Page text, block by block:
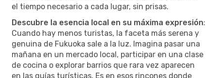
el tiempo necesario a cada lugar, sin prisas.
Descubre la esencia local en su máxima expresión:
Cuando hay menos turistas, la faceta más serena y
genuina de Fukuoka sale a la luz. Imagina pasar una
mañana en un mercado local, participar en una clase
de cocina o explorar barrios que rara vez aparecen
en las guías turísticas. Es en esos rincones donde